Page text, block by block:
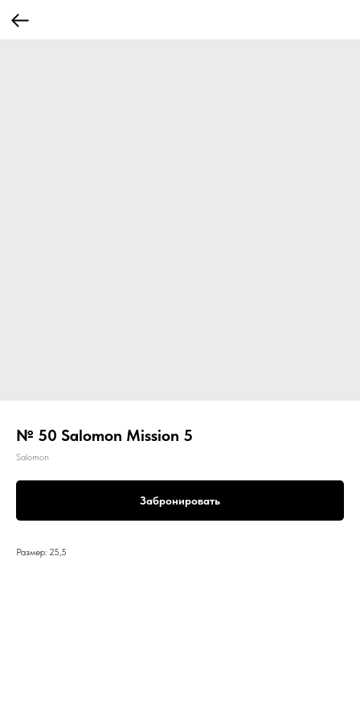
№ 50 Salomon Mission 5
Salomon
Забронировать
Размер: 25,5